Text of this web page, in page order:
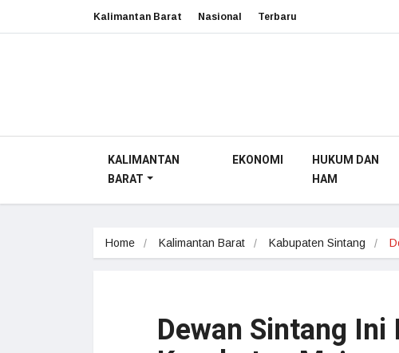
Kalimantan Barat Nasional Terbaru
KALIMANTAN
BARAT
EKONOMI
HUKUM DAN
HAM
Home Kalimantan Barat Kabupaten Sintang
Dewan Sintang